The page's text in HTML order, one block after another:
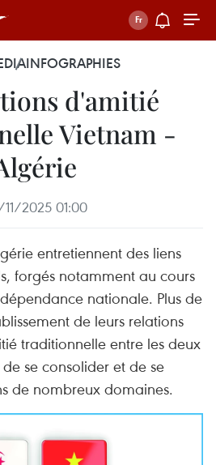
INFOGRAPHIES
d'amitié
Vietnam -
2025 01:00
entretiennent des liens
forgés notamment au cours
nationale. Plus de
de leurs relations
traditionnelle entre les deux
se consolider et de se
de nombreux domaines.